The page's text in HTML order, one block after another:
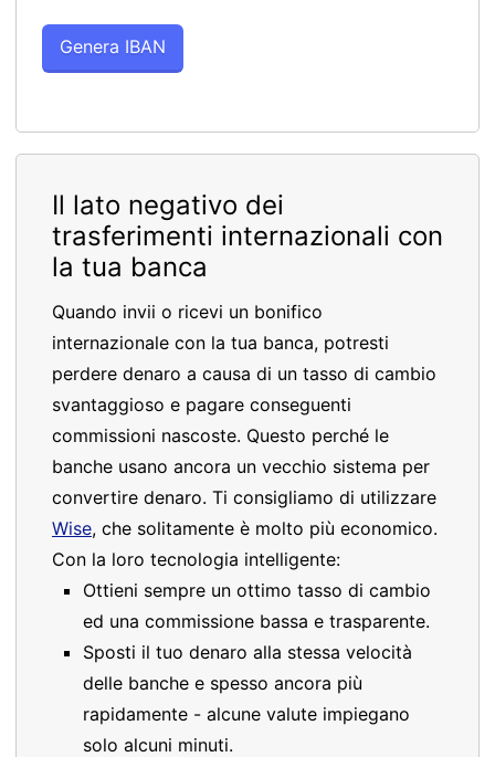
Il lato negativo dei
trasferimenti internazionali con
la tua banca
Quando invii o ricevi un bonifico
internazionale con la tua banca, potresti
perdere denaro a causa di un tasso di cambio
svantaggioso e pagare conseguenti
commissioni nascoste. Questo perché le
banche usano ancora un vecchio sistema per
convertire denaro. Ti consigliamo di utilizzare
Wise, che solitamente è molto più economico.
Con la loro tecnologia intelligente:
Ottieni sempre un ottimo tasso di cambio
ed una commissione bassa e trasparente.
Sposti il tuo denaro alla stessa velocità
delle banche e spesso ancora più
rapidamente - alcune valute impiegano
solo alcuni minuti.